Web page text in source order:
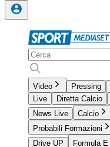
Video Pressing
Live
Diretta Calcio
News Live
Calcio
Probabili Formazioni
Drive UP
Formula E